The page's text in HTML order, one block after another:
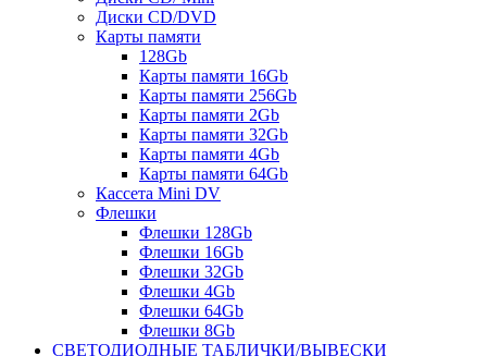
Диски CD/DVD
Карты памяти
128Gb
Карты памяти 16Gb
Карты памяти 256Gb
Карты памяти 2Gb
Карты памяти 32Gb
Карты памяти 4Gb
Карты памяти 64Gb
Кассета Mini DV
Флешки
Флешки 128Gb
Флешки 16Gb
Флешки 32Gb
Флешки 4Gb
Флешки 64Gb
Флешки 8Gb
СВЕТОДИОДНЫЕ ТАБЛИЧКИ/ВЫВЕСКИ